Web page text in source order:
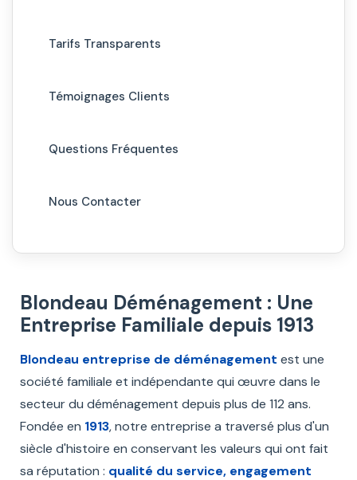
Tarifs Transparents
Témoignages Clients
Questions Fréquentes
Nous Contacter
Blondeau Déménagement : Une
Entreprise Familiale depuis 1913
Blondeau entreprise de déménagement est une
société familiale et indépendante qui œuvre dans le
secteur du déménagement depuis plus de 112 ans.
Fondée en 1913, notre entreprise a traversé plus d'un
siècle d'histoire en conservant les valeurs qui ont fait
sa réputation : qualité du service, engagement